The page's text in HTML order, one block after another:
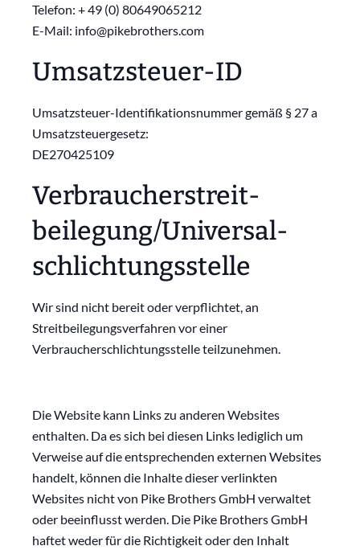
Telefon: + 49 (0) 80649065212
E-Mail: info@pikebrothers.com
Umsatzsteuer-ID
Umsatzsteuer-Identifikationsnummer gemäß § 27 a
Umsatzsteuergesetz:
DE270425109
Verbraucher­streit­
beilegung/Universal­
schlichtungs­stelle
Wir sind nicht bereit oder verpflichtet, an
Streitbeilegungsverfahren vor einer
Verbraucherschlichtungsstelle teilzunehmen.
Die Website kann Links zu anderen Websites
enthalten. Da es sich bei diesen Links lediglich um
Verweise auf die entsprechenden externen Websites
handelt, können die Inhalte dieser verlinkten
Websites nicht von Pike Brothers GmbH verwaltet
oder beeinflusst werden. Die Pike Brothers GmbH
haftet weder für die Richtigkeit oder den Inhalt